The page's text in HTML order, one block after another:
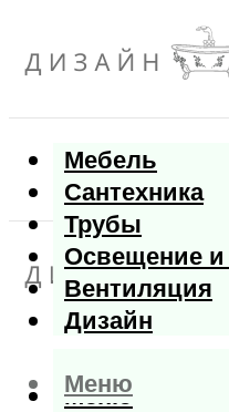
Мебель
Сантехника
Трубы
Освещение и
Вентиляция
Дизайн
Меню
Меню